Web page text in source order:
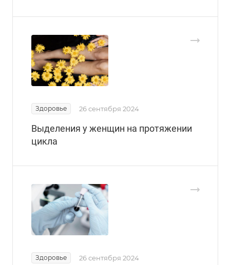
Здоровье 26 сентября 2024
Выделения у женщин на протяжении
цикла
Здоровье 26 сентября 2024